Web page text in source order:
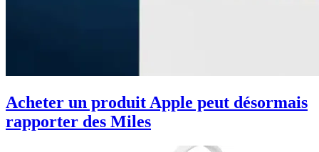
Acheter un produit Apple peut désormais
rapporter des Miles